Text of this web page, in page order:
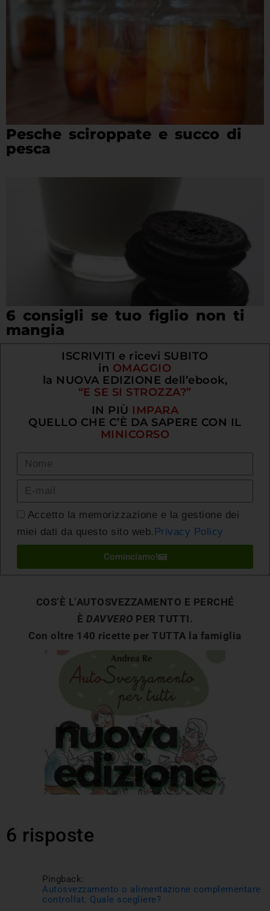
Pesche sciroppate e succo di
pesca
6 consigli se tuo figlio non ti
mangia
ISCRIVITI e ricevi SUBITO
in OMAGGIO
la NUOVA EDIZIONE dell’ebook,
“E SE SI STROZZA?”
IN PIÙ IMPARA
QUELLO CHE C’È DA SAPERE CON IL
MINICORSO
Accetto la memorizzazione e la gestione dei
miei dati da questo sito web. Privacy Policy
Cominciamo!
COS’È L’AUTOSVEZZAMENTO E PERCHÉ
È DAVVERO PER TUTTI.
Con oltre 140 ricette per TUTTA la famiglia
6 risposte
Pingback:
Autosvezzamento o alimentazione complementare
controllat. Quale scegliere?